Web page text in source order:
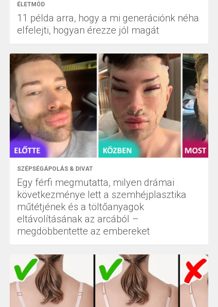
ÉLETMÓD
11 példa arra, hogy a mi generációnk néha
elfelejti, hogyan érezze jól magát
SZÉPSÉGÁPOLÁS & DIVAT
Egy férfi megmutatta, milyen drámai
következménye lett a szemhéjplasztika
műtétjének és a töltőanyagok
eltávolításának az arcából –
megdöbbentette az embereket